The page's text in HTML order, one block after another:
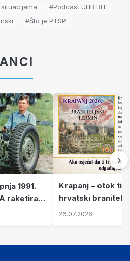
#Podcast UHB RH
#Što je PTSP
1991.
raketirali
"Nikola
Krapanj – otok
hrvatski branitelji
pronalaze mir
26.07.2026
›